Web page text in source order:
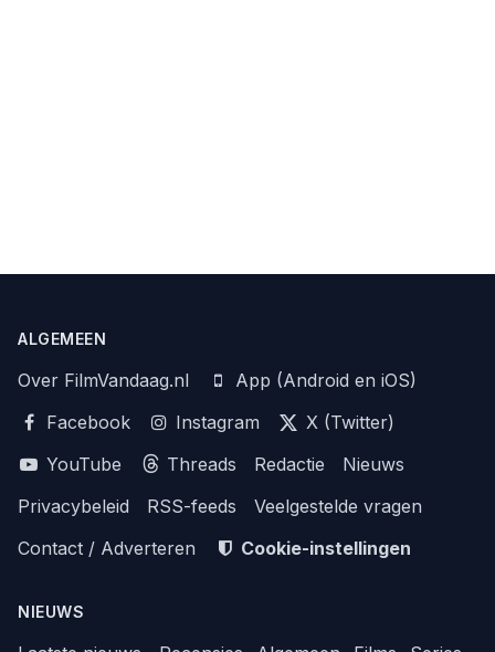
ALGEMEEN
Over FilmVandaag.nl
App (Android en iOS)
Facebook
Instagram
X (Twitter)
YouTube
Threads Redactie
Nieuws
Privacybeleid
RSS-feeds
Veelgestelde vragen
Contact / Adverteren
Cookie-instellingen
NIEUWS